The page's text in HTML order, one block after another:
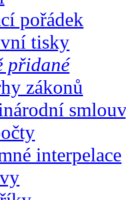
pořádek
tisky
přidané
zákonů
interpelace